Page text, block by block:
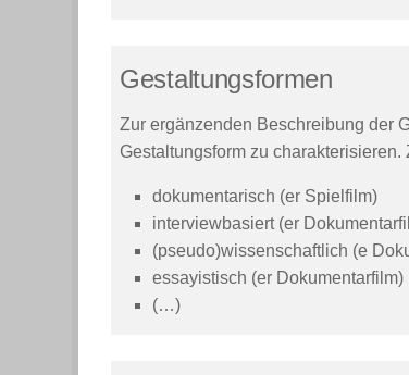
Gestaltungsformen
Zur ergänzenden Beschreibung der
Gestaltungsform zu charakterisieren.
dokumentarisch (er Spielfilm)
interviewbasiert (er
(pseudo)wissenschaftlich (e
essayistisch (er Dokumentarfilm)
(…)